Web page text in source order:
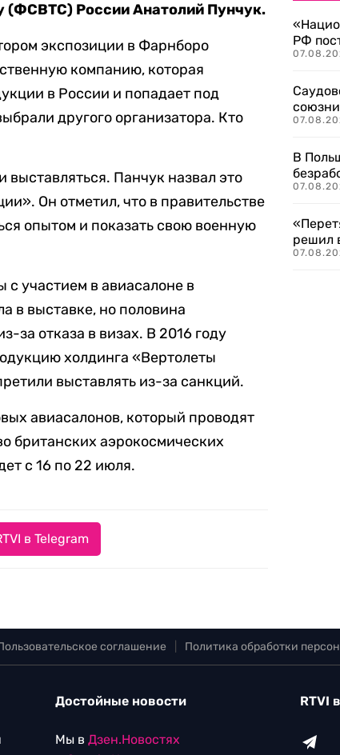
(ФСВТС) России Анатолий Пунчук.
экспозиции в Фарнборо
компанию, которая
в России и попадает под
другого организатора. Кто
Панчук назвал это
Он отметил, что в правительстве
опытом и показать свою военную
участием в авиасалоне в
в выставке, но половина
за отказа в визах. В 2016 году
холдинга «Вертолеты
выставлять из-за санкций.
авиасалонов, который проводят
британских аэрокосмических
с 16 по 22 июля.
в Telegram
РФ
В
решил
соглашение Политика обработки
Достойные новости
Мы в Дзен.Новостях
RTVI